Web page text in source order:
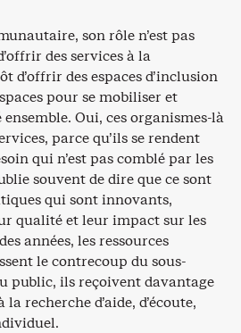
son rôle n’est pas
des services à la
d’offrir des espaces d’inclusion
pour se mobiliser et
Oui, ces organismes-là
parce qu’ils se rendent
qui n’est pas comblé par les
souvent de dire que ce sont
qui sont innovants,
qualité et leur impact sur les
années, les ressources
le contrecoup du sous-
public, ils reçoivent davantage
la recherche d’aide, d’écoute,